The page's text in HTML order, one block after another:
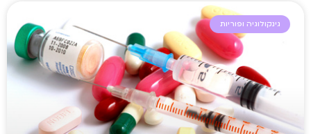
גינקולוגיה ופוריות